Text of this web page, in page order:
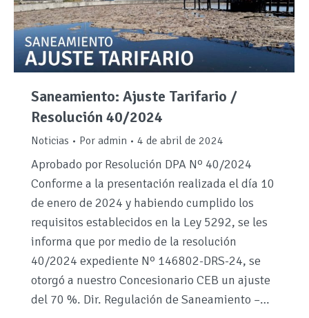
Saneamiento: Ajuste Tarifario /
Resolución 40/2024
Noticias Por admin 4 de abril de 2024
Aprobado por Resolución DPA Nº 40/2024
Conforme a la presentación realizada el día 10
de enero de 2024 y habiendo cumplido los
requisitos establecidos en la Ley 5292, se les
informa que por medio de la resolución
40/2024 expediente Nº 146802-DRS-24, se
otorgó a nuestro Concesionario CEB un ajuste
del 70 %. Dir. Regulación de Saneamiento –…